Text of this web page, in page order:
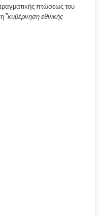
πτώσεως του
"κυβέρνηση εθνικής